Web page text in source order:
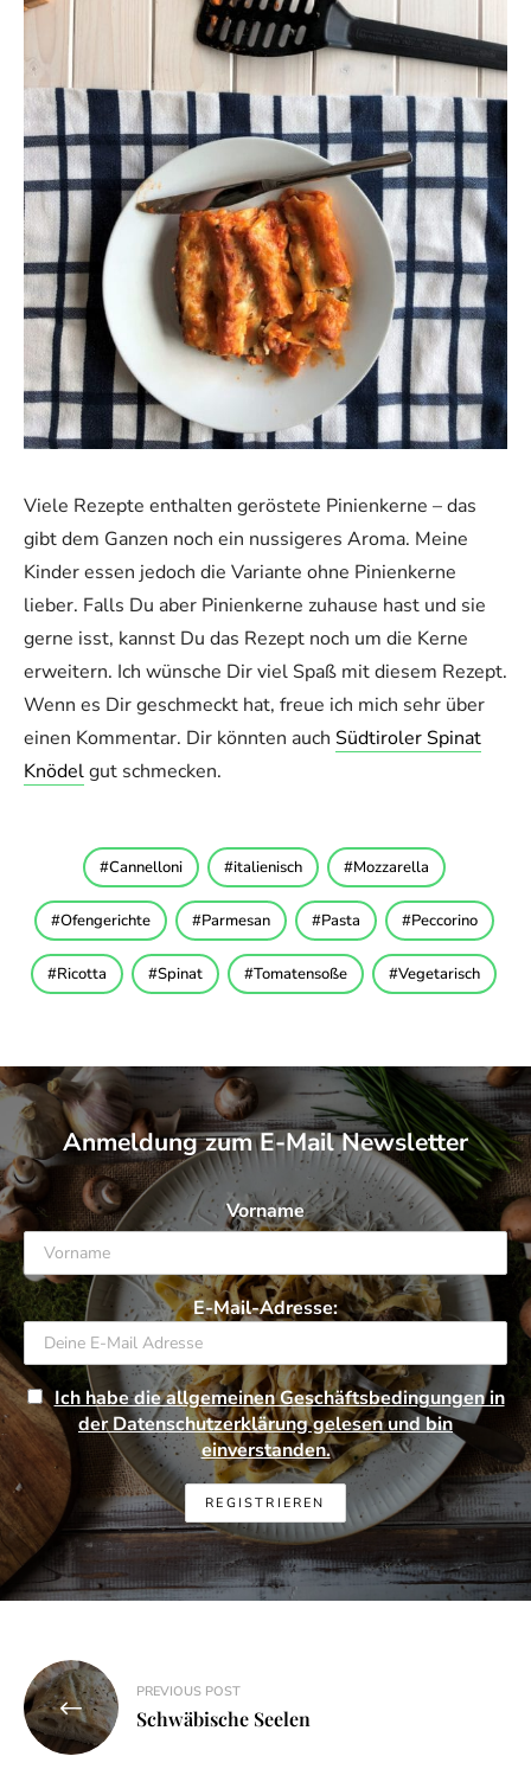
Viele Rezepte enthalten geröstete Pinienkerne – das
gibt dem Ganzen noch ein nussigeres Aroma. Meine
Kinder essen jedoch die Variante ohne Pinienkerne
lieber. Falls Du aber Pinienkerne zuhause hast und sie
gerne isst, kannst Du das Rezept noch um die Kerne
erweitern. Ich wünsche Dir viel Spaß mit diesem Rezept.
Wenn es Dir geschmeckt hat, freue ich mich sehr über
einen Kommentar. Dir könnten auch Südtiroler Spinat
Knödelgut schmecken.
Cannelloni italienisch Mozzarella
Ofengerichte Parmesan Pasta Peccorino
Ricotta Spinat Tomatensoße Vegetarisch
Anmeldung zum E-Mail Newsletter
Vorname
E-Mail-Adresse:
Ich habe die allgemeinen Geschäftsbedingungen in
der Datenschutzerklärung gelesen und bin
einverstanden.
Beitragsnavigation
PREVIOUS POST
Schwäbische Seelen